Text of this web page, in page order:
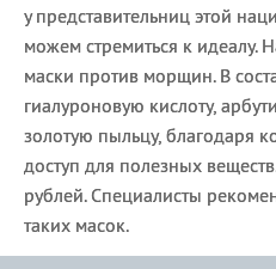
у представительниц этой
можем стремиться к идеалу.
маски против морщин. В
гиалуроновую кислоту,
золотую пыльцу, благодаря
доступ для полезных
рублей. Специалисты
таких масок.